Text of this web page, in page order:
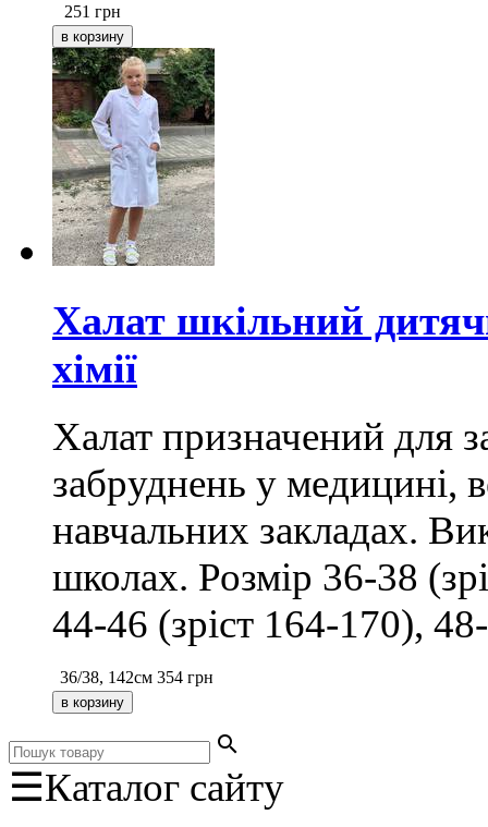
251 грн
Халат шкільний
хімії
Халат призначений для
забруднень у медицині,
навчальних закладах.
школах. Розмір 36-38
44-46 (зріст 164-170),
36/38, 142см 354 грн
search
☰Каталог сайту